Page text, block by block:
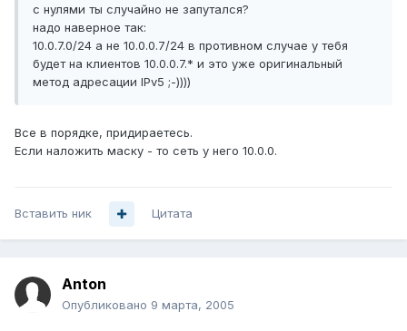
с нулями ты случайно не запутался?
надо наверное так:
10.0.7.0/24 а не 10.0.0.7/24 в противном случае у тебя
будет на клиентов 10.0.0.7.* и это уже оригинальный
метод адресации IPv5 ;-))))
Все в порядке, придираетесь.
Если наложить маску - то сеть у него 10.0.0.
Вставить ник Цитата
Anton
Опубликовано 9 марта, 2005